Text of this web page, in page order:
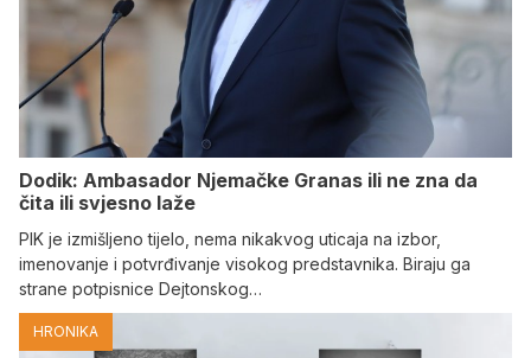
Dodik: Ambasador Njemačke Granas ili ne zna da
čita ili svjesno laže
PIK je izmišljeno tijelo, nema nikakvog uticaja na izbor,
imenovanje i potvrđivanje visokog predstavnika. Biraju ga
strane potpisnice Dejtonskog…
HRONIKA